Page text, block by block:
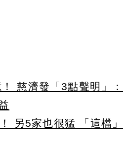
慈濟發「3點聲明」：
另5家也很猛 「這檔」